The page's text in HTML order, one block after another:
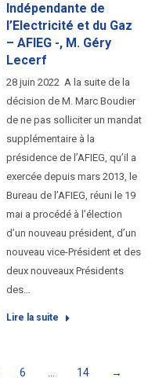
Indépendante de
l’Electricité et du Gaz
– AFIEG -, M. Géry
Lecerf
28 juin 2022 A la suite de la
décision de M. Marc Boudier
de ne pas solliciter un mandat
supplémentaire à la
présidence de l’AFIEG, qu’il a
exercée depuis mars 2013, le
Bureau de l’AFIEG, réuni le 19
mai a procédé à l’élection
d’un nouveau président, d’un
nouveau vice-Président et des
deux nouveaux Présidents
des…
Lire la suite
6 14 →